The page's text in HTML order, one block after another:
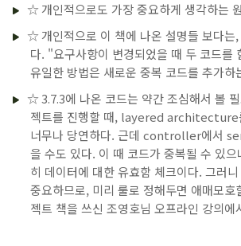
☆ 개인적으로도 가장 중요하게 생각하는
☆ 개인적으로 이 책에 나온 설명들 보다
다. "요구사항이 변경되었을 때 두 코드를
유일한 방법은 새로운 중복 코드를 추가하
☆ 3.7.3에 나온 코드는 약간 조심해서 볼
젝트를 진행할 때, layered architecture
너무나 당연하다. 근데 controller에서
을 수도 있다. 이 때 코드가 중복될 수 있
히 데이터에 대한 유효함 체크이다. 그러
중요하므로, 미리 룰로 정해두면 애매모
젝트 책을 쓰신 조영호님 오프라인 강의